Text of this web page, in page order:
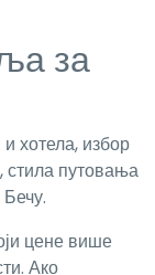
за
хотела, избор
стила путовања
цене више
Ако